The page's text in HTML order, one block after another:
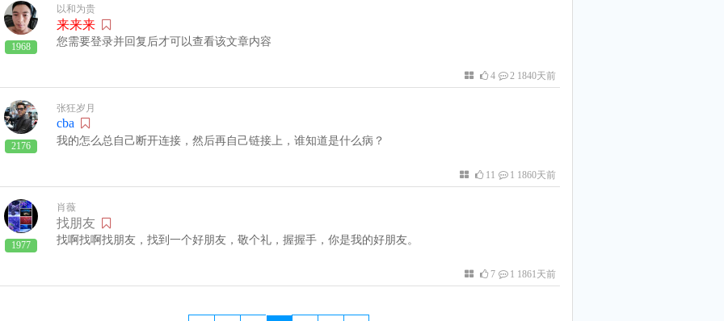
1968
以和为贵
来来来
您需要登录并回复后才可以查看该文章内容
4 2 1840天前
2176
张狂岁月
cba
我的怎么总自己断开连接，然后再自己链接上，谁知道是什么病？
11 1 1860天前
1977
肖薇
找朋友
找啊找啊找朋友，找到一个好朋友，敬个礼，握握手，你是我的好朋友。
7 1 1861天前